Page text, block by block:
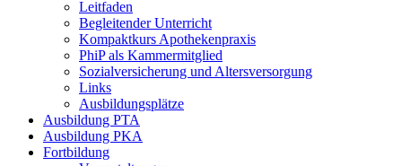
Leitfaden
Begleitender Unterricht
Kompaktkurs Apothekenpraxis
PhiP als Kammermitglied
Sozialversicherung und Altersversorgung
Links
Ausbildungsplätze
Ausbildung PTA
Ausbildung PKA
Fortbildung